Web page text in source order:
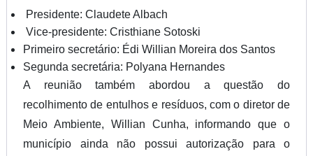
Presidente: Claudete Albach
Vice-presidente: Cristhiane Sotoski
Primeiro secretário: Édi Willian Moreira dos Santos
Segunda secretária: Polyana Hernandes
A reunião também abordou a questão do
recolhimento de entulhos e resíduos, com o diretor de
Meio Ambiente, Willian Cunha, informando que o
município ainda não possui autorização para o